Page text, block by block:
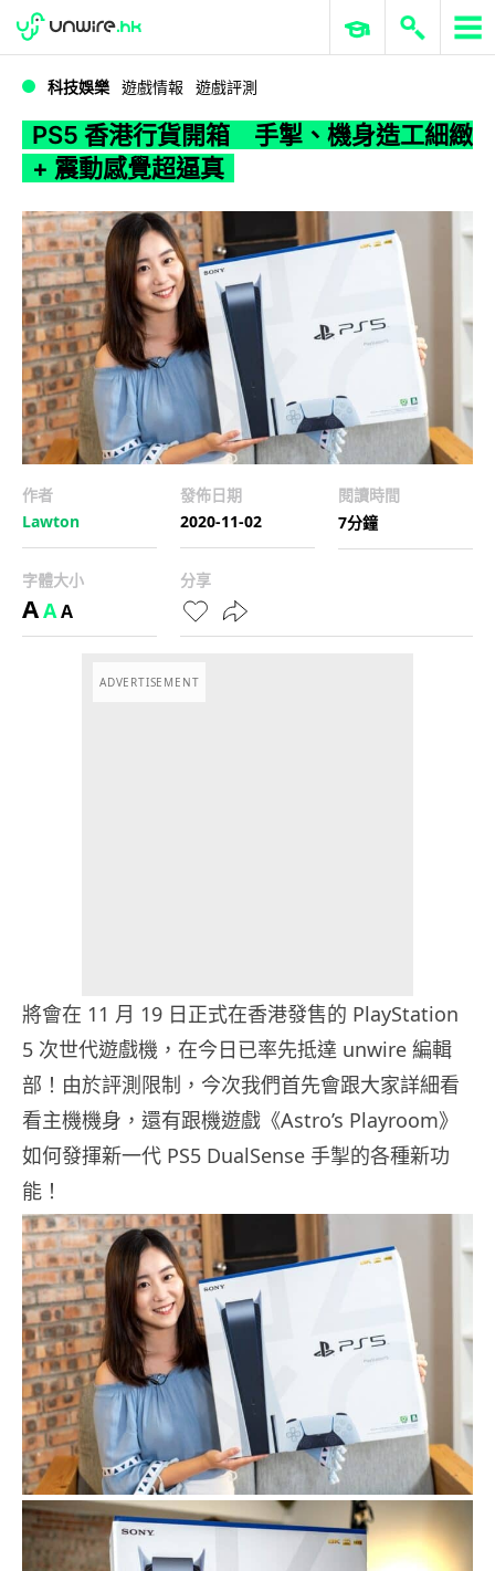
WWDC 2026 ERP 與商業 AI
科技娛樂 遊戲情報 遊戲評測
PS5 香港行貨開箱 手掣、機身造工細緻
+ 震動感覺超逼真
作者
Lawton
發佈日期
2020-11-02
閱讀時間
7分鐘
字體大小
AAA
分享
ADVERTISEMENT
將會在 11 月 19 日正式在香港發售的 PlayStation
5 次世代遊戲機，在今日已率先抵達 unwire 編輯
部！由於評測限制，今次我們首先會跟大家詳細看
看主機機身，還有跟機遊戲《Astro’s Playroom》
如何發揮新一代 PS5 DualSense 手掣的各種新功
能！